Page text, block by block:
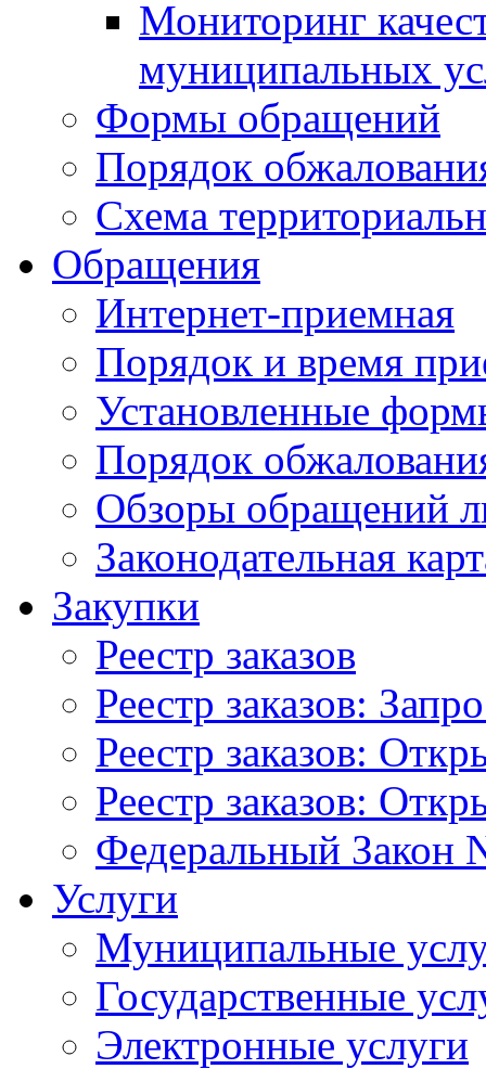
Мониторинг
муниципальных
Формы обращений
Порядок
Схема
Обращения
Интернет-приемная
Порядок и время
Установленные
Порядок
Обзоры обращений
Законодательная
Закупки
Реестр заказов
Реестр заказов:
Реестр заказов:
Реестр заказов:
Федеральный Закон
Услуги
Муниципальные
Государственные
Электронные услуги